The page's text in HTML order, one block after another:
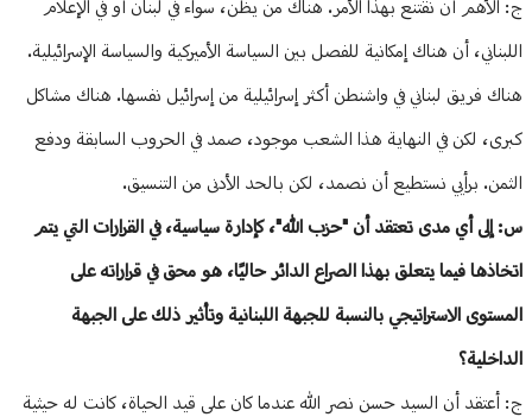
ج: الأهم أن نقتنع بهذا الأمر. هناك من يظن، سواء في لبنان أو في الإعلام
اللبناني، أن هناك إمكانية للفصل بين السياسة الأميركية والسياسة الإسرائيلية.
هناك فريق لبناني في واشنطن أكثر إسرائيلية من إسرائيل نفسها. هناك مشاكل
كبرى، لكن في النهاية هذا الشعب موجود، صمد في الحروب السابقة ودفع
الثمن. برأيي نستطيع أن نصمد، لكن بالحد الأدنى من التنسيق.
س: إلى أي مدى تعتقد أن "حزب الله"، كإدارة سياسية، في القرارات التي يتم
اتخاذها فيما يتعلق بهذا الصراع الدائر حاليًا، هو محق في قراراته على
المستوى الاستراتيجي بالنسبة للجبهة اللبنانية وتأثير ذلك على الجبهة
الداخلية؟
ج: أعتقد أن السيد حسن نصر الله عندما كان على قيد الحياة، كانت له حيثية